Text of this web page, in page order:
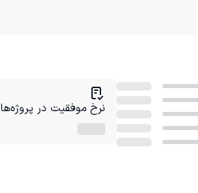
نرخ موفقیت در پروژه‌ها